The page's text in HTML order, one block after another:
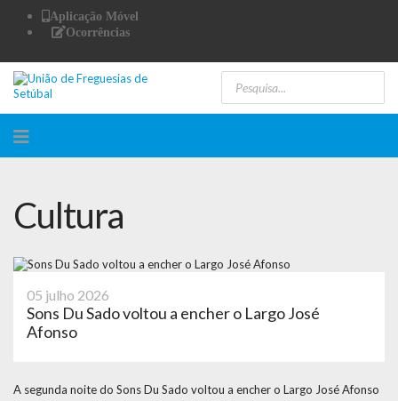
Aplicação Móvel
Ocorrências
Cultura
05 julho 2026
Sons Du Sado voltou a encher o Largo José
Afonso
A segunda noite do Sons Du Sado voltou a encher o Largo José Afonso